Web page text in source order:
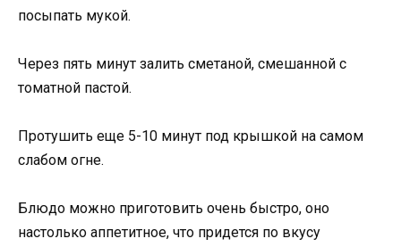
посыпать мукой.
Через пять минут залить сметаной, смешанной с
томатной пастой.
Протушить еще 5-10 минут под крышкой на самом
слабом огне.
Блюдо можно приготовить очень быстро, оно
настолько аппетитное, что придется по вкусу